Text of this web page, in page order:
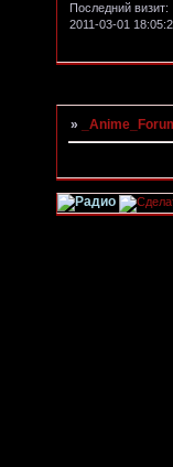
Последний визит:
2011-03-01
»